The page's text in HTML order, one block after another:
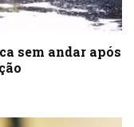
sem andar após